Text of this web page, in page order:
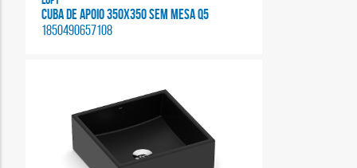
CUBA DE APOIO 350X350 SEM MESA Q5
1850490657108